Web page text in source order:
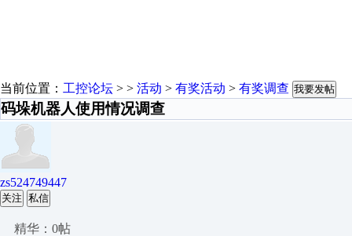
当前位置： 工控论坛 > > 活动 > 有奖活动 > 有奖调查 我要发帖
码垛机器人使用情况调查
zs524749447
关注 私信
精华：0帖